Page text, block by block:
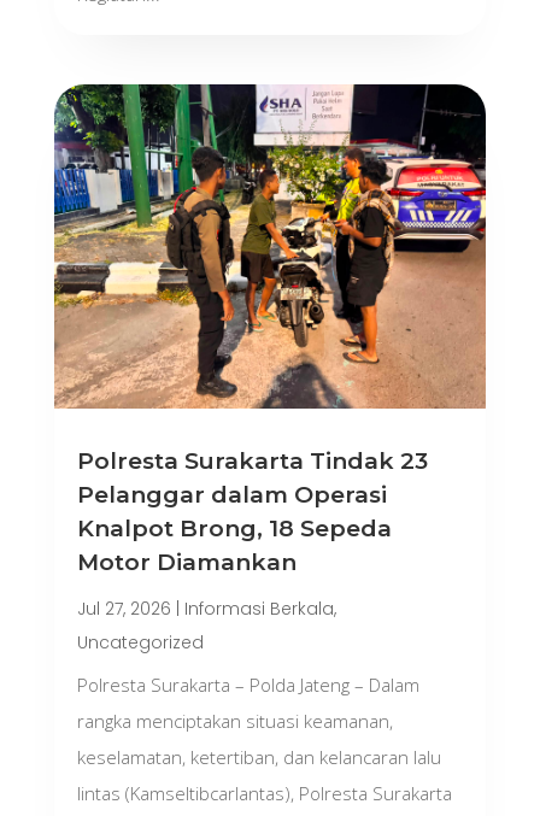
Polresta Surakarta Tindak 23
Pelanggar dalam Operasi
Knalpot Brong, 18 Sepeda
Motor Diamankan
Jul 27, 2026 Informasi Berkala,
Uncategorized
Polresta Surakarta – Polda Jateng – Dalam
rangka menciptakan situasi keamanan,
keselamatan, ketertiban, dan kelancaran lalu
lintas (Kamseltibcarlantas), Polresta Surakarta